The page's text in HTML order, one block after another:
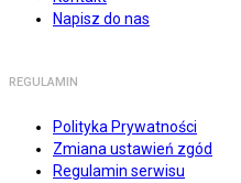
Napisz do nas
REGULAMIN
Polityka Prywatności
Zmiana ustawień zgód
Regulamin serwisu